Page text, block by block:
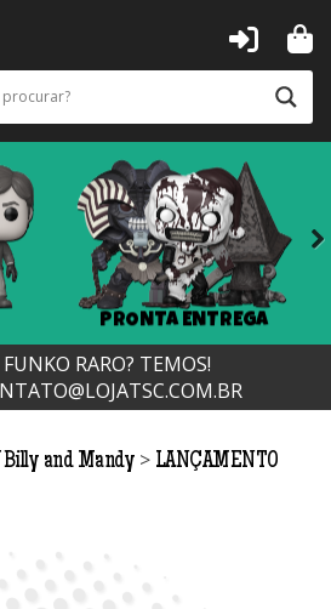
PRONTA ENTREGA
Next
RARO? TEMOS!
and Mandy > LANÇAMENTO